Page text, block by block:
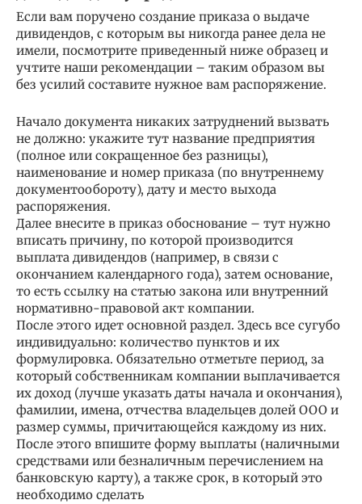
Если вам поручено создание приказа о выдаче
дивидендов, с которым вы никогда ранее дела не
имели, посмотрите приведенный ниже образец и
учтите наши рекомендации – таким образом вы
без усилий составите нужное вам распоряжение.
Начало документа никаких затруднений вызвать
не должно: укажите тут название предприятия
(полное или сокращенное без разницы),
наименование и номер приказа (по внутреннему
документообороту), дату и место выхода
распоряжения.
Далее внесите в приказ обоснование – тут нужно
вписать причину, по которой производится
выплата дивидендов (например, в связи с
окончанием календарного года), затем основание,
то есть ссылку на статью закона или внутренний
нормативно-правовой акт компании.
После этого идет основной раздел. Здесь все сугубо
индивидуально: количество пунктов и их
формулировка. Обязательно отметьте период, за
который собственникам компании выплачивается
их доход (лучше указать даты начала и окончания),
фамилии, имена, отчества владельцев долей ООО и
размер суммы, причитающейся каждому из них.
После этого впишите форму выплаты (наличными
средствами или безналичным перечислением на
банковскую карту), а также срок, в который это
необходимо сделать